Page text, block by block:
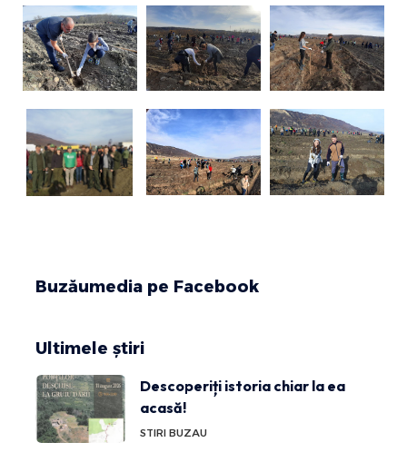
Buzăumedia pe Facebook
Ultimele știri
Descoperiți istoria chiar la ea
acasă!
STIRI BUZAU